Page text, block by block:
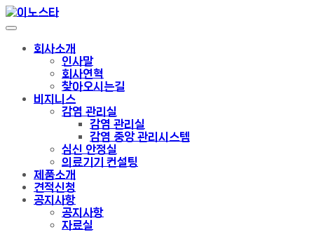
회사소개
인사말
회사연혁
찾아오시는길
비지니스
감염 관리실
감염 관리실
감염 중앙 관리시스템
심신 안정실
의료기기 컨설팅
제품소개
견적신청
공지사항
공지사항
자료실